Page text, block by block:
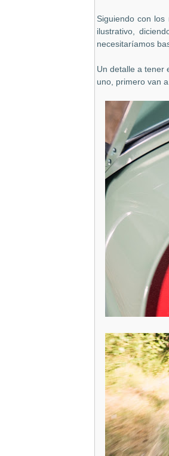
Siguiendo con
ilustrativo,
necesitaríamos
Un detalle a tener
uno, primero van